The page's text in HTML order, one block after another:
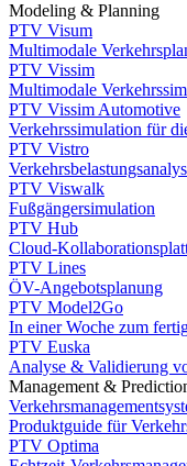
Modeling & Planning
PTV Visum
Multimodale
PTV Vissim
Multimodale
PTV Vissim Automotive
Verkehrssimulation für
PTV Vistro
PTV Viswalk
Fußgängersimulation
PTV Hub
Cloud-
PTV Lines
ÖV-Angebotsplanung
PTV Model2Go
In einer Woche zum
PTV Euska
Analyse & Validierung
Management &
Produktguide für
PTV Optima